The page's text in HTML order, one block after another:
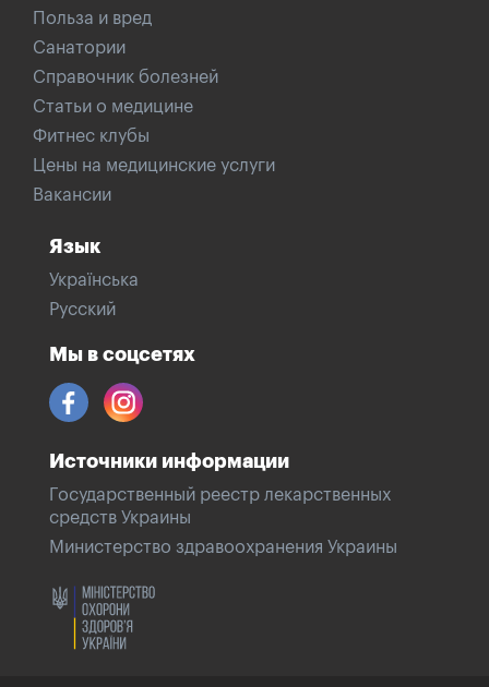
Польза и вред
Санатории
Справочник болезней
Статьи о медицине
Фитнес клубы
Цены на медицинские услуги
Вакансии
Язык
Українська
Русский
Мы в соцсетях
Источники информации
Государственный реестр лекарственных
средств Украины
Министерство здравоохранения Украины